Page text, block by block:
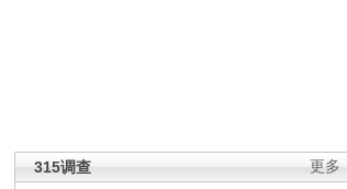
更多
315调查